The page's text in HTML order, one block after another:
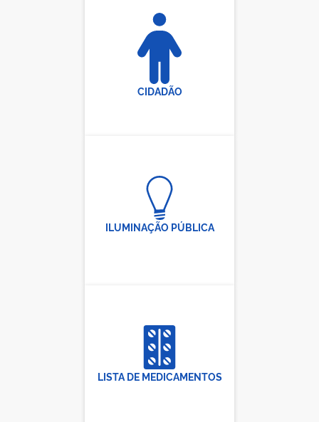
CIDADÃO
ILUMINAÇÃO PÚBLICA
LISTA DE MEDICAMENTOS